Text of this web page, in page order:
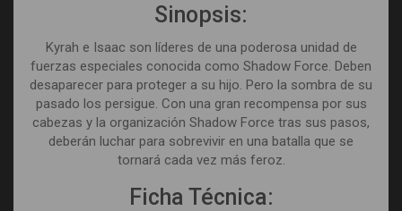
Sinopsis:
Kyrah e Isaac son líderes de una poderosa unidad de
fuerzas especiales conocida como Shadow Force. Deben
desaparecer para proteger a su hijo. Pero la sombra de su
pasado los persigue. Con una gran recompensa por sus
cabezas y la organización Shadow Force tras sus pasos,
deberán luchar para sobrevivir en una batalla que se
tornará cada vez más feroz.
Ficha Técnica: